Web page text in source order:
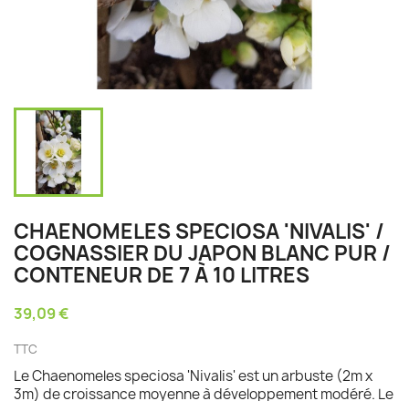
CHAENOMELES SPECIOSA 'NIVALIS' /
COGNASSIER DU JAPON BLANC PUR /
CONTENEUR DE 7 À 10 LITRES
39,09 €
TTC
Le Chaenomeles speciosa 'Nivalis' est un arbuste (2m x
3m) de croissance moyenne à développement modéré. Le